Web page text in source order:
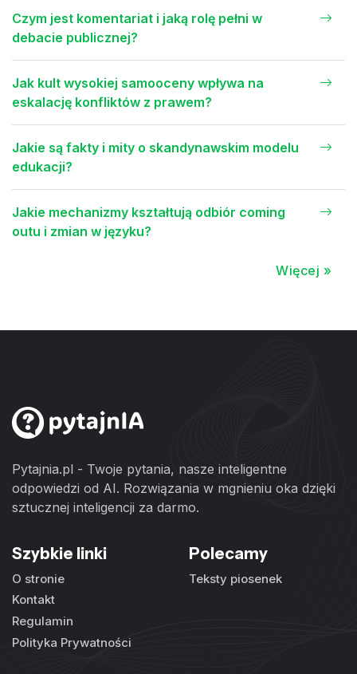
Czym jest komentariat i jaką rolę pełni w
debacie publicznej?
Jak kult wysokiej samooceny wpływa na
eskalację konfliktów z prawem?
Jakie są fakty i mity o skandynawskim modelu
edukacji?
Jakie mechanizmy kształtują odbiór coming
outu i zmian w języku?
Więcej »
Pytajnia.pl - Twoje pytania, nasze inteligentne
odpowiedzi od AI. Rozwiązania w mgnieniu oka dzięki
sztucznej inteligencji za darmo.
Szybkie linki
O stronie
Kontakt
Regulamin
Polityka Prywatności
Polecamy
Teksty piosenek